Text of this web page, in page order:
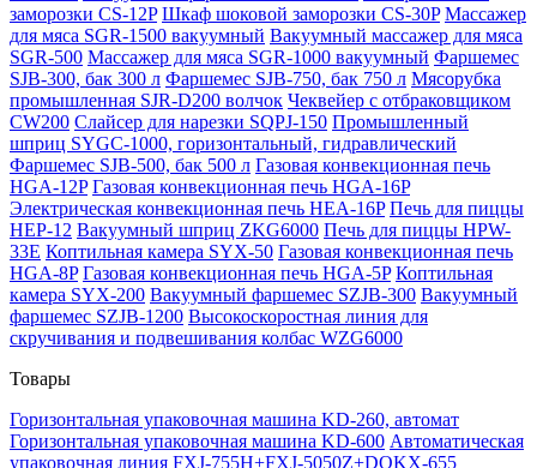
заморозки CS-12P Шкаф шоковой заморозки CS-30P Массажер
для мяса SGR-1500 вакуумный Вакуумный массажер для мяса
SGR-500 Массажер для мяса SGR-1000 вакуумный Фаршемес
SJB-300, бак 300 л Фаршемес SJB-750, бак 750 л Мясорубка
промышленная SJR-D200 волчок Чеквейер с отбраковщиком
CW200 Слайсер для нарезки SQPJ-150 Промышленный
шприц SYGC-1000, горизонтальный, гидравлический
Фаршемес SJB-500, бак 500 л Газовая конвекционная печь
HGA-12P Газовая конвекционная печь HGA-16P
Электрическая конвекционная печь HEA-16P Печь для пиццы
HEP-12 Вакуумный шприц ZKG6000 Печь для пиццы HPW-
33E Коптильная камера SYX-50 Газовая конвекционная печь
HGA-8P Газовая конвекционная печь HGA-5P Коптильная
камера SYX-200 Вакуумный фаршемес SZJB-300 Вакуумный
фаршемес SZJB-1200 Высокоскоростная линия для
скручивания и подвешивания колбас WZG6000
Товары
Горизонтальная упаковочная машина KD-260, автомат
Горизонтальная упаковочная машина KD-600 Автоматическая
упаковочная линия FXJ-755H+FXJ-5050Z+DQKX-655